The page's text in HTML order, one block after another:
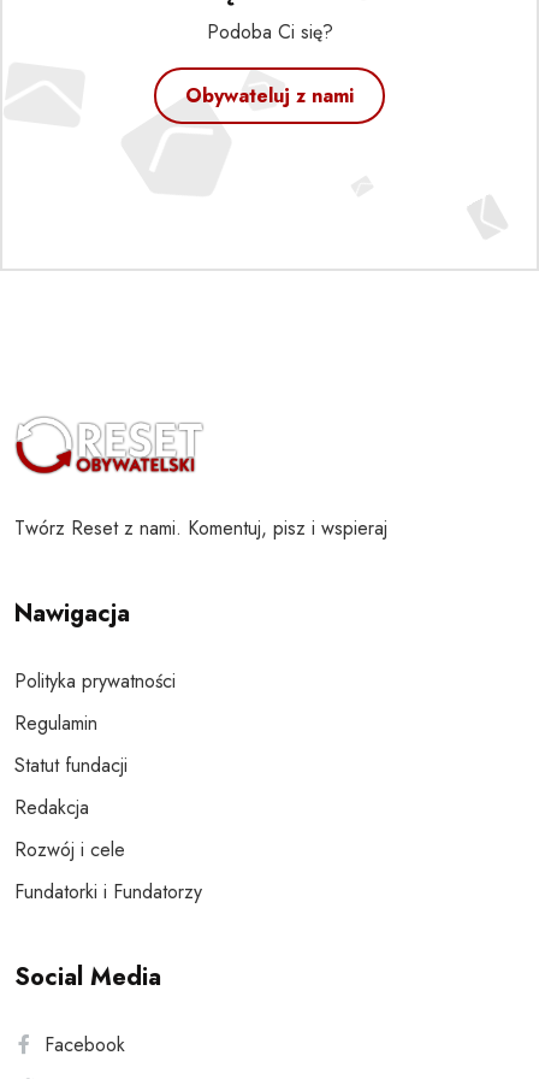
Podoba Ci się?
Obywateluj z nami
Twórz Reset z nami. Komentuj, pisz i wspieraj
Nawigacja
Polityka prywatności
Regulamin
Statut fundacji
Redakcja
Rozwój i cele
Fundatorki i Fundatorzy
Social Media
Facebook